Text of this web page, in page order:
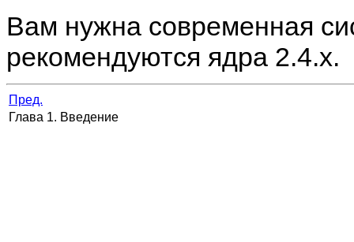
Вам нужна современная
рекомендуются ядра 2.4.x.
Пред.
Глава 1. Введение